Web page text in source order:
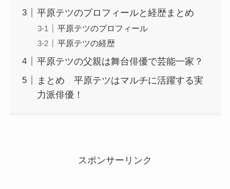
平原テツのプロフィールと経歴まとめ
平原テツのプロフィール
平原テツの経歴
平原テツの父親は舞台俳優で芸能一家？
まとめ 平原テツはマルチに活躍する実
力派俳優！
スポンサーリンク